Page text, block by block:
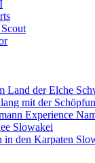
Land der Elche
mit der
Experience
Slowakei
in den Karpaten